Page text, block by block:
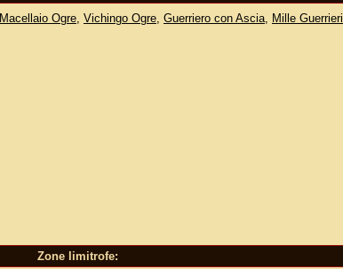
Macellaio Ogre, Vichingo Ogre, Guerriero con Ascia, Mille Guerrieri
Zone limitrofe: